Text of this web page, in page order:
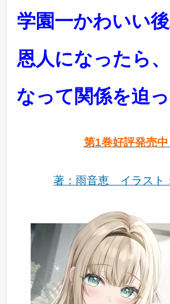
学園一かわいい
恩人になったら
なって関係を迫っ
第1巻好評発売中
著：雨音恵 イラスト